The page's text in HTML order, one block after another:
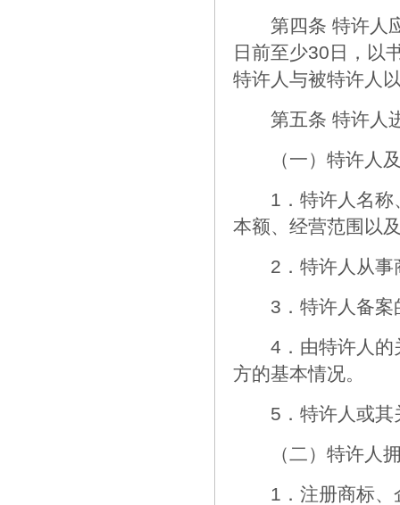
第四条 特许人应
日前至少30日，以
特许人与被特许人
第五条 特许人进
（一）特许人及
1．特许人名称、
本额、经营范围以
2．特许人从事
3．特许人备案
4．由特许人的关
方的基本情况。
5．特许人或其
（二）特许人拥
1．注册商标、企